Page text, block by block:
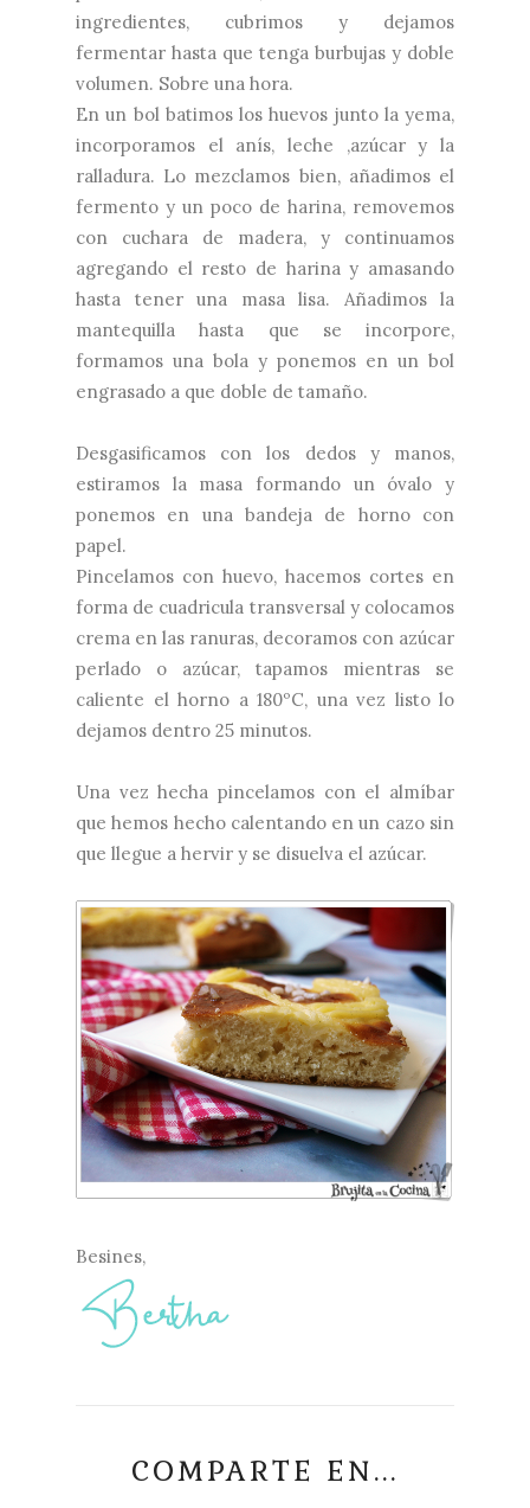
ingredientes, cubrimos y dejamos
fermentar hasta que tenga burbujas y doble
volumen. Sobre una hora.
En un bol batimos los huevos junto la yema,
incorporamos el anís, leche ,azúcar y la
ralladura. Lo mezclamos bien, añadimos el
fermento y un poco de harina, removemos
con cuchara de madera, y continuamos
agregando el resto de harina y amasando
hasta tener una masa lisa. Añadimos la
mantequilla hasta que se incorpore,
formamos una bola y ponemos en un bol
engrasado a que doble de tamaño.
Desgasificamos con los dedos y manos,
estiramos la masa formando un óvalo y
ponemos en una bandeja de horno con
papel.
Pincelamos con huevo, hacemos cortes en
forma de cuadricula transversal y colocamos
crema en las ranuras, decoramos con azúcar
perlado o azúcar, tapamos mientras se
caliente el horno a 180ºC, una vez listo lo
dejamos dentro 25 minutos.
Una vez hecha pincelamos con el almíbar
que hemos hecho calentando en un cazo sin
que llegue a hervir y se disuelva el azúcar.
Besines,
COMPARTE EN...